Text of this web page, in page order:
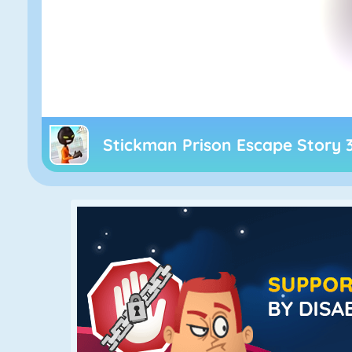
Stickman Prison Escape Story